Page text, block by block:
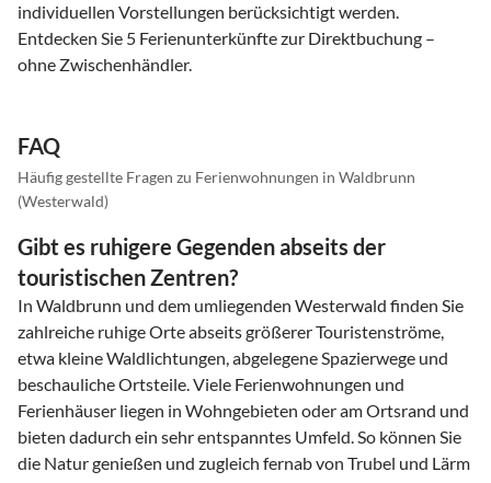
individuellen Vorstellungen berücksichtigt werden.
Entdecken Sie 5 Ferienunterkünfte zur Direktbuchung –
ohne Zwischenhändler.
FAQ
Häufig gestellte Fragen zu Ferienwohnungen in Waldbrunn
(Westerwald)
Gibt es ruhigere Gegenden abseits der
touristischen Zentren?
In Waldbrunn und dem umliegenden Westerwald finden Sie
zahlreiche ruhige Orte abseits größerer Touristenströme,
etwa kleine Waldlichtungen, abgelegene Spazierwege und
beschauliche Ortsteile. Viele Ferienwohnungen und
Ferienhäuser liegen in Wohngebieten oder am Ortsrand und
bieten dadurch ein sehr entspanntes Umfeld. So können Sie
die Natur genießen und zugleich fernab von Trubel und Lärm